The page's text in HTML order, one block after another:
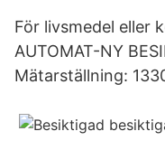
För livsmedel eller
AUTOMAT-NY
Mätarställning: